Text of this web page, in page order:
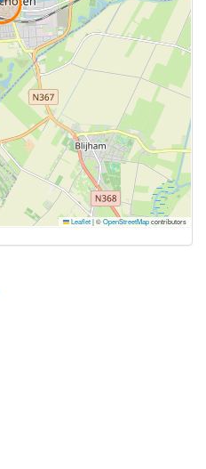
Leaflet|©OpenStreetMapcontributors